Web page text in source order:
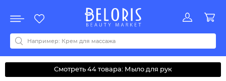
Акции
Все бренды
0-9ABCDEFGHIJKLMNOPQRSTUVWYZАБВДЗИМОКЛНПРСТУФ
Смотреть 44 товара: Мыло для рук